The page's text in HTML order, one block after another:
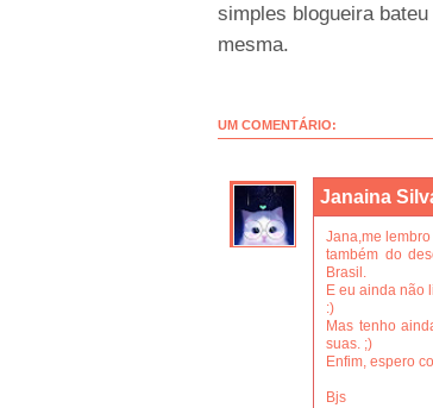
simples blogueira
mesma.
UM COMENTÁRIO:
Janaina
Jana,me
também do
Brasil.
E eu ainda não
:)
Mas tenho
suas. ;)
Enfim, espero
Bjs